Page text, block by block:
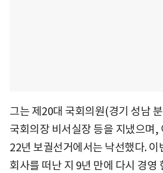
그는 제20대 국회의원(경기 성남
국회의장 비서실장 등을 지냈으며,
22년 보궐선거에서는 낙선했다. 이
회사를 떠난 지 9년 만에 다시 경영